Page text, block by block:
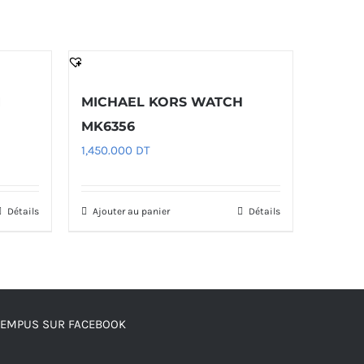
Détails
MICHAEL KORS WATCH
MK6356
1,450.000 DT
Ajouter au panier Détails
SUR FACEBOOK